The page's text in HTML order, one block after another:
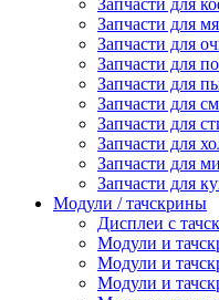
Запчасти для
Запчасти для
Запчасти для
Запчасти для
Запчасти для
Запчасти для
Запчасти для
Запчасти для
Запчасти для
Запчасти для
Модули / тачскрины
Дисплеи с
Модули и
Модули и
Модули и